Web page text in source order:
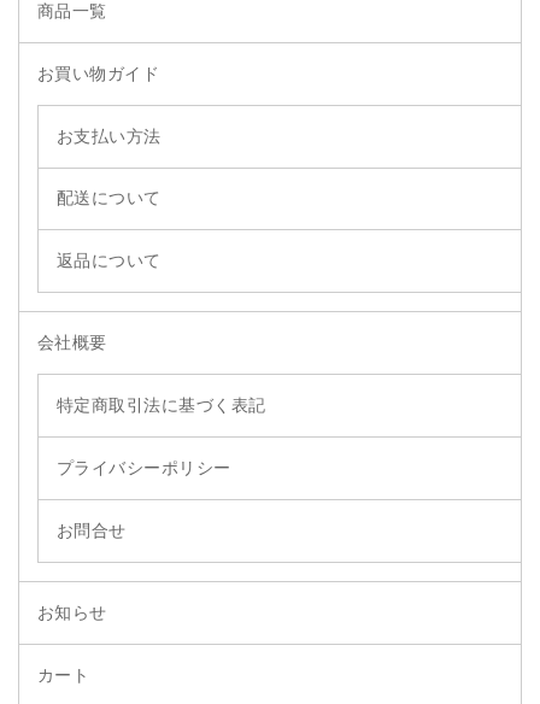
商品一覧
お買い物ガイド
お支払い方法
配送について
返品について
会社概要
特定商取引法に基づく表記
プライバシーポリシー
お問合せ
お知らせ
カート